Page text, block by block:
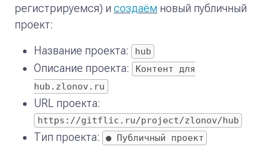
регистрируемся) и создаём новый публичный
проект:
Название проекта: hub
Описание проекта:
Контент для
hub.zlonov.ru
URL проекта:
https://gitflic.ru/project/zlonov/hub
Тип проекта: ● Публичный проект